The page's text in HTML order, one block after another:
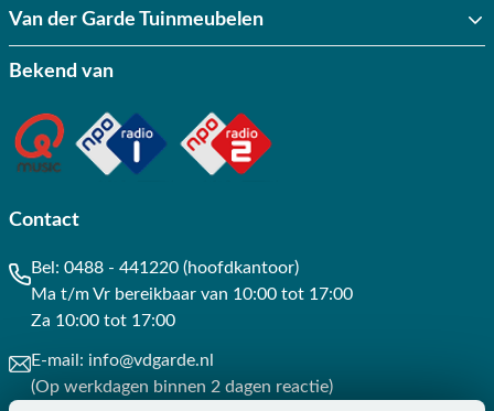
Van der Garde Tuinmeubelen
Bekend van
Contact
Bel: 0488 - 441220 (hoofdkantoor)
Ma t/m Vr bereikbaar van 10:00 tot 17:00
Za 10:00 tot 17:00
E-mail: info@vdgarde.nl
(Op werkdagen binnen 2 dagen reactie)